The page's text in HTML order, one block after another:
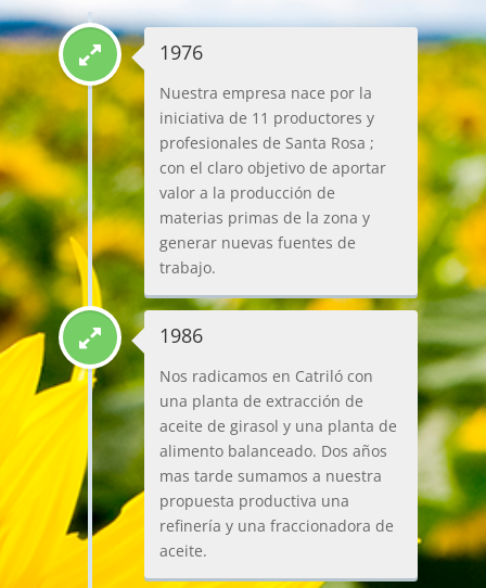
1976
Nuestra empresa nace por la
iniciativa de 11 productores y
profesionales de Santa Rosa ;
con el claro objetivo de aportar
valor a la producción de
materias primas de la zona y
generar nuevas fuentes de
trabajo.
1986
Nos radicamos en Catriló con
una planta de extracción de
aceite de girasol y una planta de
alimento balanceado. Dos años
mas tarde sumamos a nuestra
propuesta productiva una
refinería y una fraccionadora de
aceite.